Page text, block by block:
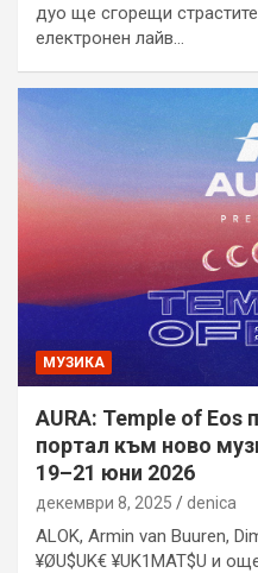
дуо ще сгорещи
електронен лайв…
МУЗИКА
AURA: Temple of
портал към ново
19–21 юни 2026
декември 8, 2025 denica
ALOK, Armin van Buuren,
¥ØU$UK€ ¥UK1MAT$U и